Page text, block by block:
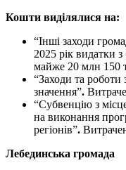
Кошти виділялися на:
“Інші заходи
2025 рік видатки
майже 20 млн 150
“Заходи та роботи
значення”.
“Субвенцію з
на виконання
регіонів”.
Лебединська громада